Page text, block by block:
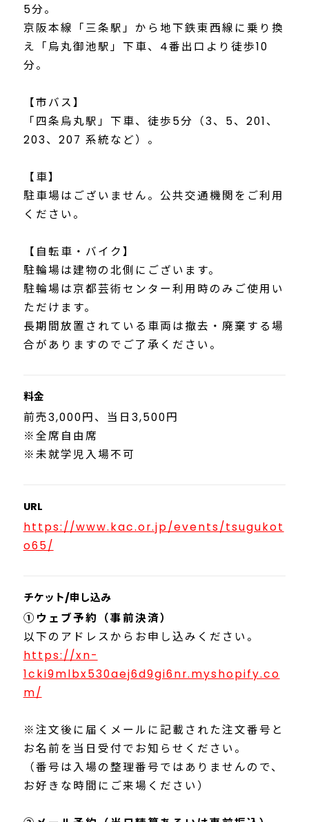
5分。
京阪本線「三条駅」から地下鉄東西線に乗り換
え「烏丸御池駅」下車、4番出口より徒歩10
分。
【市バス】
「四条烏丸駅」下車、徒歩5分（3、5、201、
203、207 系統など）。
【車】
駐車場はございません。公共交通機関をご利用
ください。
【自転車・バイク】
駐輪場は建物の北側にございます。
駐輪場は京都芸術センター利用時のみご使用い
ただけます。
長期間放置されている車両は撤去・廃棄する場
合がありますのでご了承ください。
料金
前売3,000円、当日3,500円
※全席自由席
※未就学児入場不可
URL
https://www.kac.or.jp/events/tsugukot
o65/
チケット/申し込み
①ウェブ予約（事前決済）
以下のアドレスからお申し込みください。
https://xn-
1cki9mlbx530aej6d9gi6nr.myshopify.co
m/
※注文後に届くメールに記載された注文番号と
お名前を当日受付でお知らせください。
（番号は入場の整理番号ではありませんので、
お好きな時間にご来場ください）